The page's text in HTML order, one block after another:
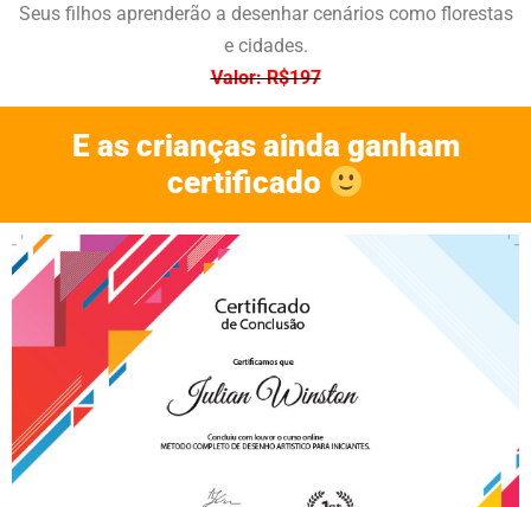
Seus filhos aprenderão a desenhar cenários como florestas
e cidades.
Valor: R$197
E as crianças ainda ganham
certificado